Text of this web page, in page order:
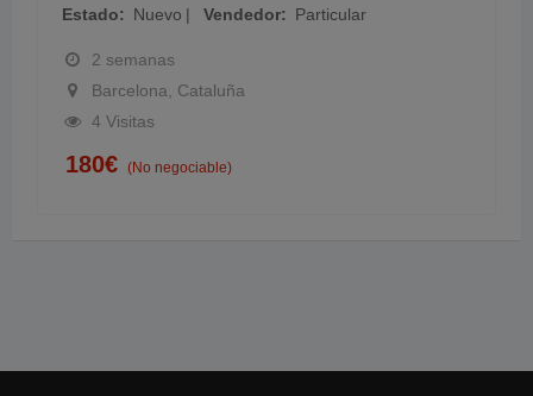
Estado Nuevo Vendedor Particular
2 semanas
Barcelona, Cataluña
4 Visitas
180€ (No negociable)